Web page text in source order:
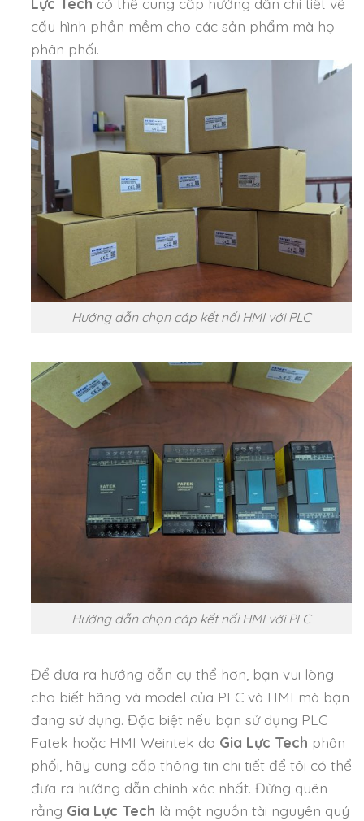
cấu hình phần mềm cho các sản phẩm mà họ
phân phối.
Hướng dẫn chọn cáp kết nối HMI với PLC
Hướng dẫn chọn cáp kết nối HMI với PLC
Để đưa ra hướng dẫn cụ thể hơn, bạn vui lòng
cho biết hãng và model của PLC và HMI mà bạn
đang sử dụng. Đặc biệt nếu bạn sử dụng PLC
Fatek hoặc HMI Weintek do Gia Lực Tech phân
phối, hãy cung cấp thông tin chi tiết để tôi có thể
đưa ra hướng dẫn chính xác nhất. Đừng quên
rằng Gia Lực Tech là một nguồn tài nguyên quý